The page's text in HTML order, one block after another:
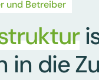
und Betreiber
in die